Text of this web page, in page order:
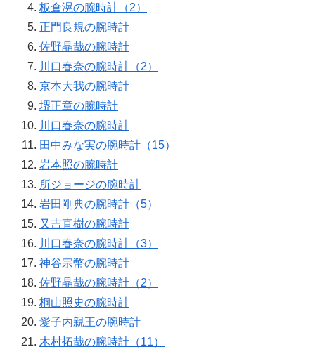
板倉滉の腕時計（2）
正門良規の腕時計
佐野晶哉の腕時計
川口春奈の腕時計（2）
京本大我の腕時計
堺正章の腕時計
川口春奈の腕時計
田中みな実の腕時計（15）
岩本照の腕時計
所ジョージの腕時計
岩田剛典の腕時計（5）
又吉直樹の腕時計
川口春奈の腕時計（3）
神谷宗幣の腕時計
佐野晶哉の腕時計（2）
桐山照史の腕時計
愛子内親王の腕時計
木村拓哉の腕時計（11）